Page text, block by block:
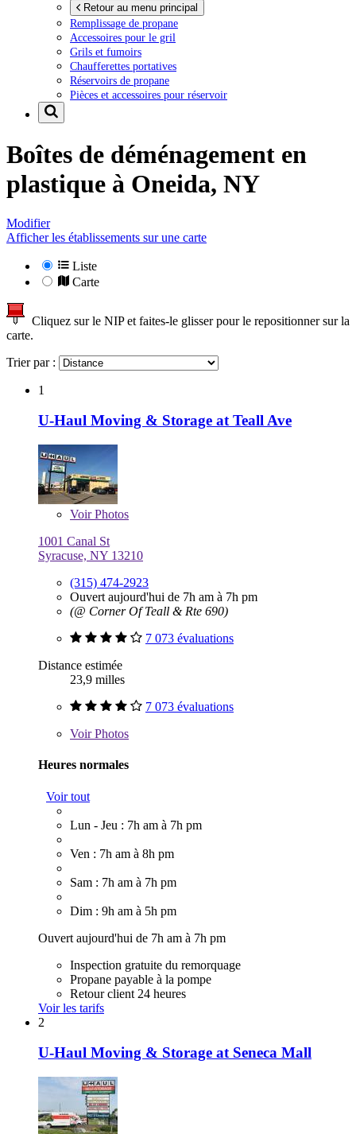
Retour au menu principal
Remplissage de propane
Accessoires pour le gril
Grils et fumoirs
Chaufferettes portatives
Réservoirs de propane
Pièces et accessoires pour réservoir
Boîtes de déménagement en
plastique à Oneida, NY
Modifier
Afficher les établissements sur une carte
Liste
Carte
Cliquez sur le NIP et faites-le glisser pour le repositionner sur la
carte.
Trier par :
1
U-Haul Moving & Storage at Teall Ave
VoirPhotos
1001 Canal St
Syracuse, NY 13210
(315) 474-2923
Ouvert aujourd'hui de 7h am à 7h pm
(@ Corner Of Teall & Rte 690)
7 073 évaluations
Distance estimée
23,9 milles
7 073 évaluations
VoirPhotos
Heures normales
Voir tout
Lun - Jeu : 7h am à 7h pm
Ven : 7h am à 8h pm
Sam : 7h am à 7h pm
Dim : 9h am à 5h pm
Ouvert aujourd'hui de 7h am à 7h pm
Inspection gratuite du remorquage
Propane payable à la pompe
Retour client 24 heures
Voir les tarifs
2
U-Haul Moving & Storage at Seneca Mall